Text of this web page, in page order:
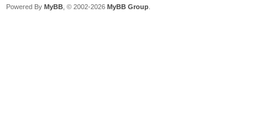
Powered By MyBB , © 2002-2026 MyBB Group